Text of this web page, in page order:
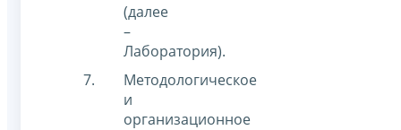
(далее
–
Лаборатория).
Методологическое
и
организационное